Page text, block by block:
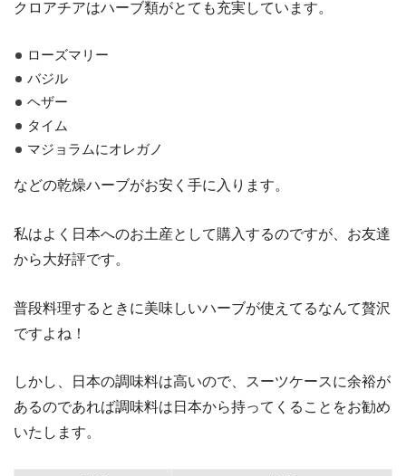
クロアチアはハーブ類がとても充実しています。
ローズマリー
バジル
ヘザー
タイム
マジョラムにオレガノ
などの乾燥ハーブがお安く手に入ります。
私はよく日本へのお土産として購入するのですが、お友達
から大好評です。
普段料理するときに美味しいハーブが使えてるなんて贅沢
ですよね！
しかし、日本の調味料は高いので、スーツケースに余裕が
あるのであれば調味料は日本から持ってくることをお勧め
いたします。